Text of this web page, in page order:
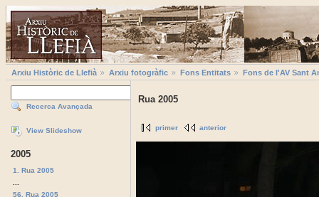
Arxiu Històric de Llefià Arxiu fotogràfic Fons Entitats Fons de l'AV Sant
Recerca Avançada
View Slideshow
2005
1. Rua 2005
56. Rua 2005
Rua 2005
primer anterior